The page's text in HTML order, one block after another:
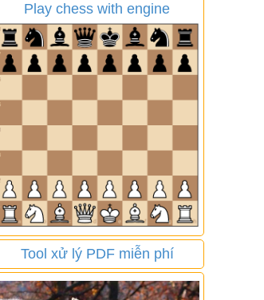
Play chess with engine
Tool xử lý PDF miễn phí